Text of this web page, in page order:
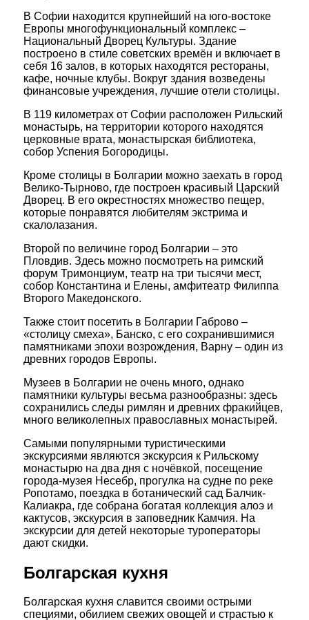
В Софии находится крупнейший на юго-востоке
Европы многофункциональный комплекс –
Национальный Дворец Культуры. Здание
построено в стиле советских времён и включает в
себя 16 залов, в которых находятся рестораны,
кафе, ночные клубы. Вокруг здания возведены
финансовые учреждения, лучшие отели столицы.
В 119 километрах от Софии расположен Рильский
монастырь, на территории которого находятся
церковные врата, монастырская библиотека,
собор Успения Богородицы.
Кроме столицы в Болгарии можно заехать в город
Велико-Тырново, где построен красивый Царский
Дворец. В его окрестностях множество пещер,
которые понравятся любителям экстрима и
скалолазания.
Второй по величине город Болгарии – это
Пловдив. Здесь можно посмотреть на римский
форум Тримонциум, театр на три тысячи мест,
собор Константина и Елены, амфитеатр Филиппа
Второго Македонского.
Также стоит посетить в Болгарии Габрово –
«столицу смеха», Банско, с его сохранившимися
памятниками эпохи возрождения, Варну – один из
древних городов Европы.
Музеев в Болгарии не очень много, однако
памятники культуры весьма разнообразны: здесь
сохранились следы римлян и древних фракийцев,
много великолепных православных монастырей.
Самыми популярными туристическими
экскурсиями являются экскурсия к Рильскому
монастырю на два дня с ночёвкой, посещение
города-музея Несебр, прогулка на судне по реке
Ропотамо, поездка в ботанический сад Балчик-
Калиакра, где собрана богатая коллекция алоэ и
кактусов, экскурсия в заповедник Камчия. На
экскурсии для детей некоторые туроператоры
дают скидки.
Болгарская кухня
Болгарская кухня славится своими острыми
специями, обилием свежих овощей и страстью к